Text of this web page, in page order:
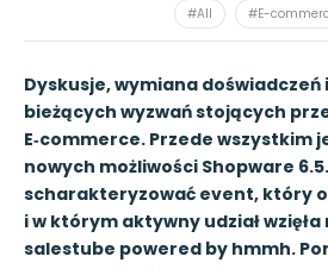
#All #E-
Dyskusje, wymiana doświadczeń
bieżących wyzwań stojących
E‑commerce. Przede wszystkim
nowych możliwości Shopware
scharakteryzować event, który
i w którym aktywny udział
salestube powered by hmmh.